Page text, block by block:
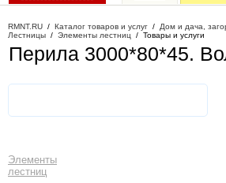
RMNT.RU / Каталог товаров и услуг / Дом и дача,
Лестницы / Элементы лестниц / Товары и услуги
Перила 3000*80*45.
Элементы
лестниц